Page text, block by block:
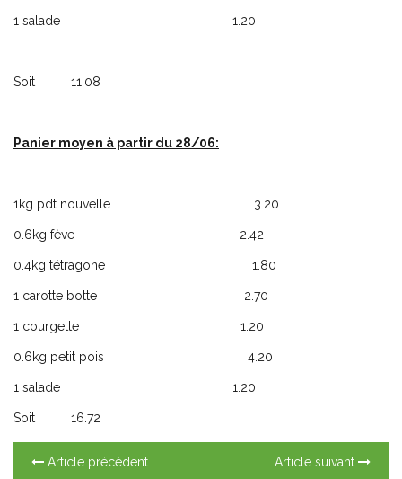
1 salade 1.20
Soit 11.08
Panier moyen à partir du 28/06:
1kg pdt nouvelle 3.20
0.6kg fève 2.42
0.4kg tétragone 1.80
1 carotte botte 2.70
1 courgette 1.20
0.6kg petit pois 4.20
1 salade 1.20
Soit 16.72
Article précédent Article suivant